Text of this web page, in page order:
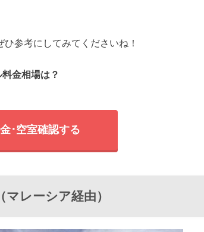
参考にしてみてくださいね！
金相場は？
･空室確認する
レーシア経由）